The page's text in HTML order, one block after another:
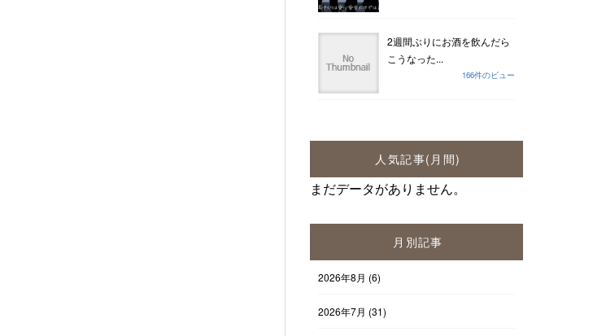
2週間ぶりにお酒を飲んだら
こうなった...
166件のビュー
人気記事(月間)
まだデータがありません。
月別記事
2026年8月 (6)
2026年7月 (31)